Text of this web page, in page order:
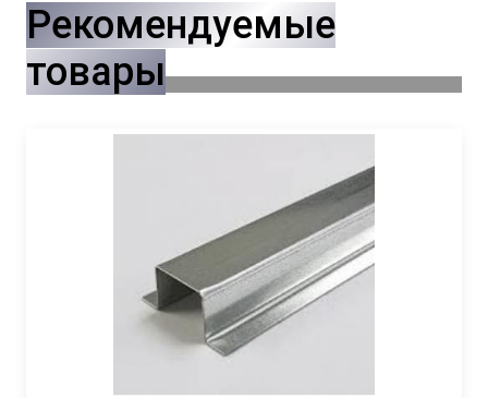
Рекомендуемые
товары